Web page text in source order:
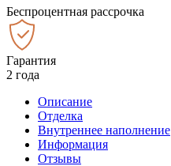
Беспроцентная рассрочка
Гарантия
2 года
Описание
Отделка
Внутреннее наполнение
Информация
Отзывы